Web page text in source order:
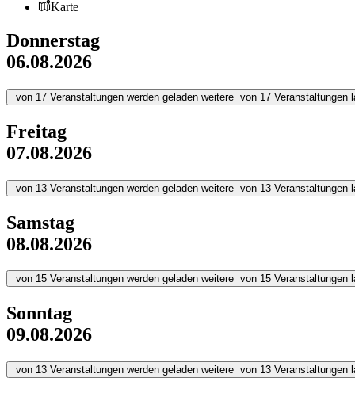
Karte
Donnerstag
06.08.2026
von 17 Veranstaltungen werden geladen weitere von 17 Veranstaltungen
Freitag
07.08.2026
von 13 Veranstaltungen werden geladen weitere von 13 Veranstaltungen
Samstag
08.08.2026
von 15 Veranstaltungen werden geladen weitere von 15 Veranstaltungen
Sonntag
09.08.2026
von 13 Veranstaltungen werden geladen weitere von 13 Veranstaltungen